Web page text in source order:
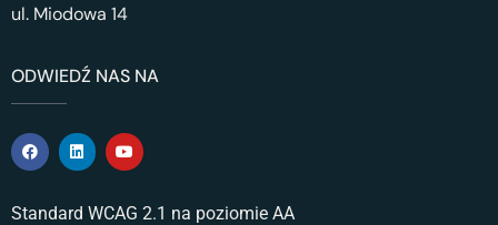
ul. Miodowa 14
ODWIEDŹ NAS NA
Standard WCAG 2.1 na poziomie AA